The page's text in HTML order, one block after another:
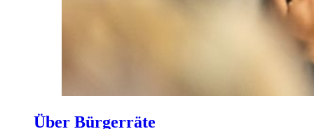
Über Bürgerräte